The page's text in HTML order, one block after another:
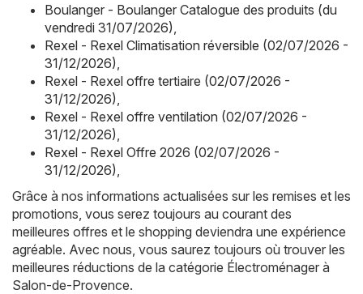
Boulanger - Boulanger Catalogue des produits (du
vendredi 31/07/2026)
Rexel - Rexel Climatisation réversible (02/07/2026 -
31/12/2026)
Rexel - Rexel offre tertiaire (02/07/2026 -
31/12/2026)
Rexel - Rexel offre ventilation (02/07/2026 -
31/12/2026)
Rexel - Rexel Offre 2026 (02/07/2026 -
31/12/2026)
Grâce à nos informations actualisées sur les remises et les
promotions, vous serez toujours au courant des
meilleures offres et le shopping deviendra une expérience
agréable. Avec nous, vous saurez toujours où trouver les
meilleures réductions de la catégorie Électroménager à
Salon-de-Provence.